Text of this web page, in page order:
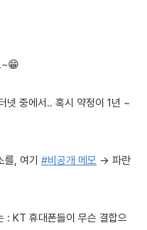
~😁
중에서.. 혹시 약정이 1년 ~
, 여기 #비공개 메모 → 파란
KT 휴대폰들이 무슨 결합으